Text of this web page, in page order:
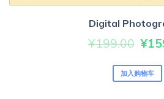
Digital
¥199.00 原
为：
¥
加入购物车